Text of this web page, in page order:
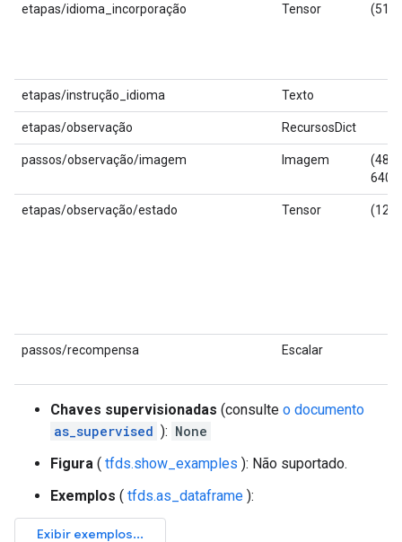
etapas/idioma_incorporação Tensor
etapas/instrução_idioma Texto
etapas/observação RecursosDict
passos/observação/imagem Imagem
(480,
640,
etapas/observação/estado Tensor (12,)
passos/recompensa Escalar
Chaves supervisionadas (consulte o documento
as_supervised ): None
Figura ( tfds.show_examples ): Não suportado.
Exemplos ( tfds.as_dataframe ):